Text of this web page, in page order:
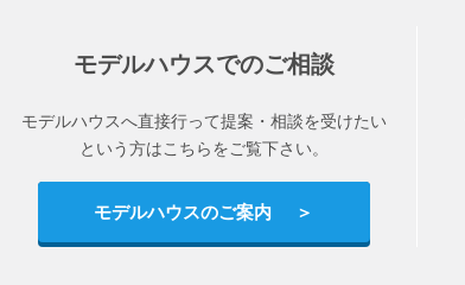
モデルハウスでのご相談
モデルハウスへ直接行って提案・相談を受けたい
という方はこちらをご覧下さい。
モデルハウスのご案内